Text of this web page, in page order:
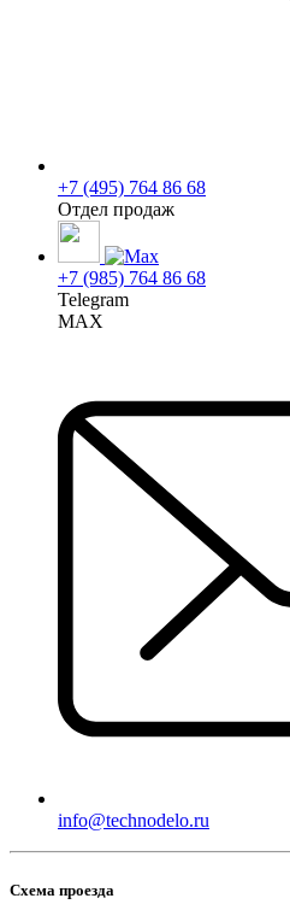
+7 (495) 764 86 68
Отдел продаж
+7 (985) 764 86 68
Telegram
MAX
info@technodelo.ru
Схема проезда